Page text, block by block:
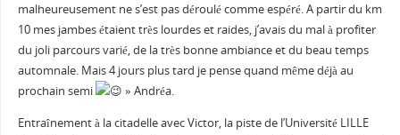
malheureusement ne s’est pas déroulé comme espéré. A partir du km
10 mes jambes étaient très lourdes et raides, j’avais du mal à profiter
du joli parcours varié, de la très bonne ambiance et du beau temps
automnale. Mais 4 jours plus tard je pense quand même déjà au
prochain semi
» Andréa.
Entraînement à la citadelle avec Victor, la piste de l’Université LILLE